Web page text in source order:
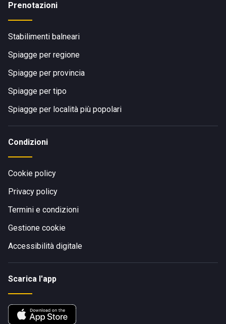
Prenotazioni
Stabilimenti balneari
Spiagge per regione
Spiagge per provincia
Spiagge per tipo
Spiagge per località più popolari
Condizioni
Cookie policy
Privacy policy
Termini e condizioni
Gestione cookie
Accessibilità digitale
Scarica l'app